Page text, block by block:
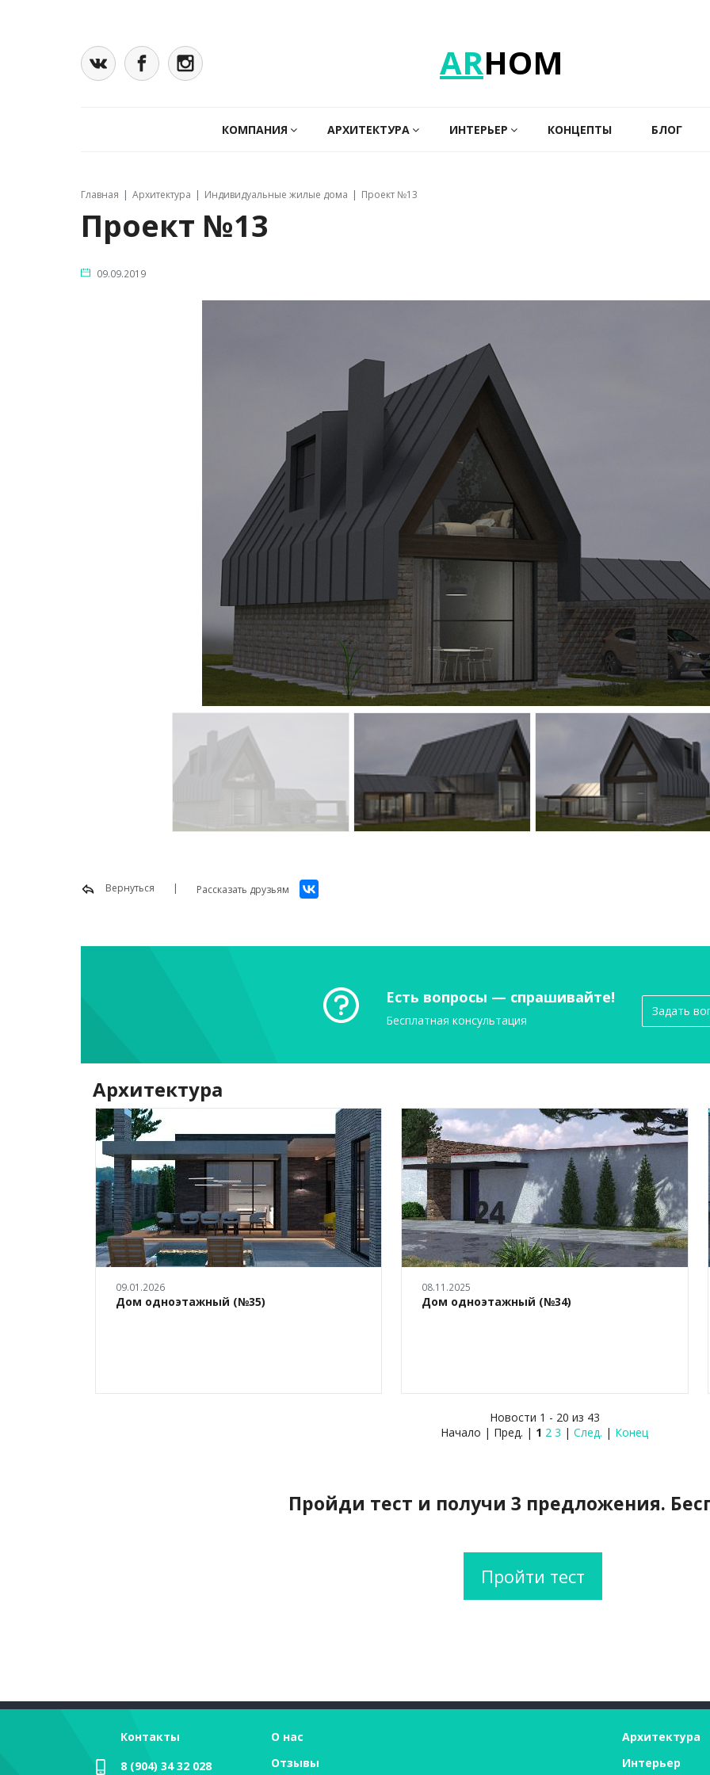
ARHOM
КОМПАНИЯ АРХИТЕКТУРА ИНТЕРЬЕР КОНЦЕПТЫ БЛОГ
Главная Архитектура Индивидуальные жилые дома Проект №13
Проект №13
09.09.2019
Вернуться Рассказать друзьям
Есть вопросы — спрашивайте!
Бесплатная консультация
Задать
Архитектура
09.01.2026
Дом одноэтажный (№35)
08.11.2025
Дом одноэтажный (№34)
Новости 1 - 20 из 43
Начало | Пред. | 1 2 3 | След. | Конец
Пройди тест и получи 3 предложения.
Пройти тест
Контакты
8 (904) 34 32 028
О нас
Отзывы
Архитектура
Интерьер